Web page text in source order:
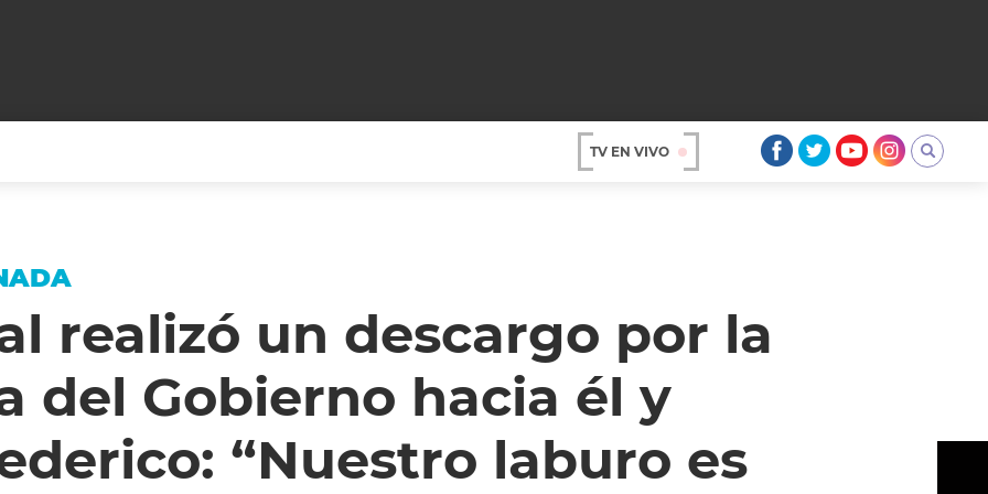
ARGENTINA
UN CAMBIO
ENTROMETIDOS EN LA TELE
ENTRE NOS
MODO FONTEVECCHIA
PERIODISMO PURO
REPERFILAR
FIESTAS ARGENTINAS
BELLEZA FASHION
FULL FACE TV
DESAFÍO 10 AÑOS MENOS
AGENDA CORPORATIVA
TV EN VIVO
realizó un descargo por la
del Gobierno hacia él y
“Nuestro laburo es